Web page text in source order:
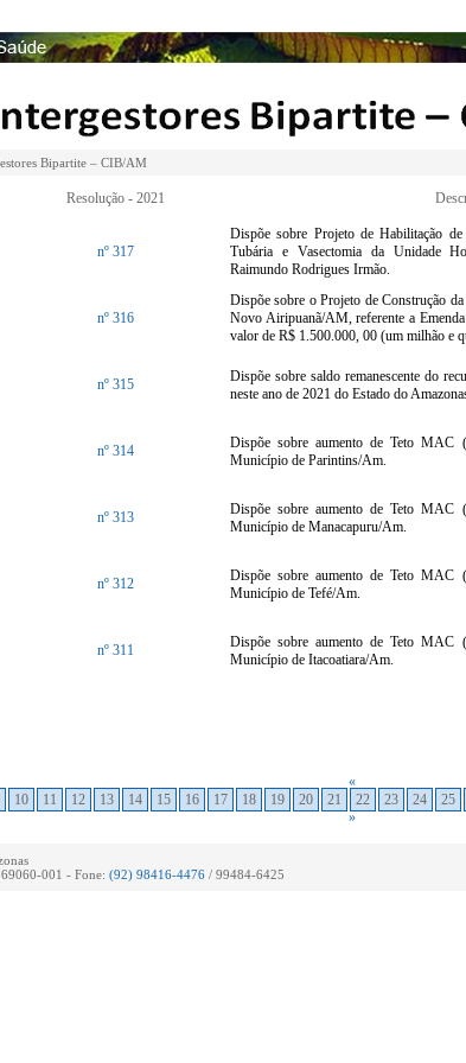
Bipartite – CIB/AM
Resolução - 2021
nº 317
Dispõe sobre Projeto de Habilitação
Tubária e Vasectomia da Unidade
Raimundo Rodrigues Irmão.
nº 316
Dispõe sobre o Projeto de Construção
Novo Airipuanã/AM, referente a
valor de R$ 1.500.000, 00 (um milhão e
nº 315
Dispõe sobre saldo remanescente do
neste ano de 2021 do Estado do
nº 314
Dispõe sobre aumento de Teto MAC
Município de Parintins/Am.
nº 313
Dispõe sobre aumento de Teto MAC
Município de Manacapuru/Am.
nº 312
Dispõe sobre aumento de Teto MAC
Município de Tefé/Am.
nº 311
Dispõe sobre aumento de Teto MAC
Município de Itacoatiara/Am.
«
10 11 12 13 14 15 16 17 18 19 20 21 22 23 24 25
»
001 - Fone: (92) 98416-4476 / 99484-6425